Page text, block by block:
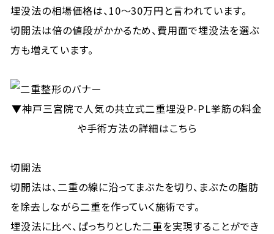
埋没法の相場価格は、10〜30万円と言われています。
切開法は倍の値段がかかるため、費用面で埋没法を選ぶ
方も増えています。
▼神戸三宮院で人気の共立式二重埋没P-PL挙筋の料金
や手術方法の詳細はこちら
切開法
切開法は、二重の線に沿ってまぶたを切り、まぶたの脂肪
を除去しながら二重を作っていく施術です。
埋没法に比べ、ぱっちりとした二重を実現することができ